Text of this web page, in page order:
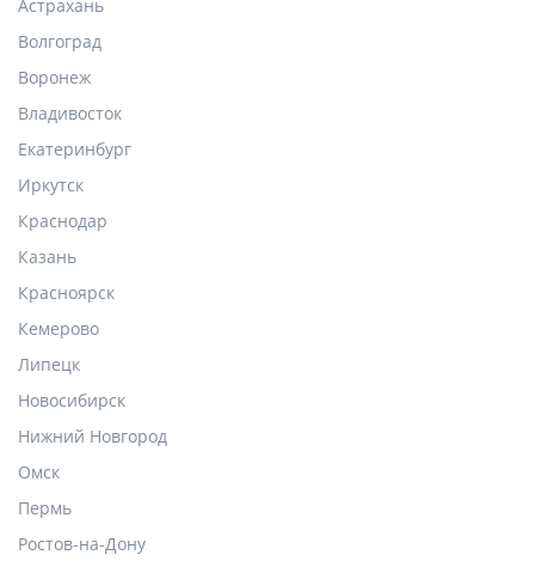
Астрахань
Волгоград
Воронеж
Владивосток
Екатеринбург
Иркутск
Краснодар
Казань
Красноярск
Кемерово
Липецк
Новосибирск
Нижний Новгород
Омск
Пермь
Ростов-на-Дону